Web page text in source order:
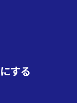
にする